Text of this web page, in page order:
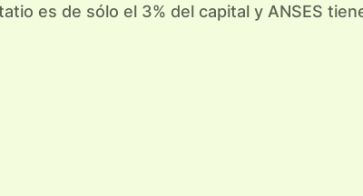
es de sólo el 3% del capital y ANSES